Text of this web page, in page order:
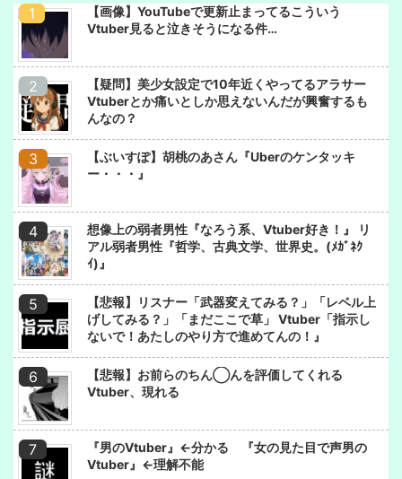
【画像】YouTubeで更新止まってるこういう
Vtuber見ると泣きそうになる件…
【疑問】美少女設定で10年近くやってるアラサー
Vtuberとか痛いとしか思えないんだが興奮するも
んなの？
【ぶいすぽ】胡桃のあさん『Uberのケンタッキ
ー・・・』
想像上の弱者男性『なろう系、Vtuber好き！』 リ
アル弱者男性『哲学、古典文学、世界史。(ﾒｶﾞﾈｸ
ｲ)』
【悲報】リスナー「武器変えてみる？」「レベル上
げしてみる？」「まだここで草」 Vtuber「指示し
ないで！あたしのやり方で進めてんの！』
【悲報】お前らのちん◯んを評価してくれる
Vtuber、現れる
『男のVtuber』←分かる 『女の見た目で声男の
Vtuber』←理解不能